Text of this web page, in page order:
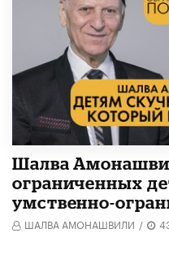
Шалва
ограниченных
умственно-
ШАЛВА АМОНАШВИЛИ /